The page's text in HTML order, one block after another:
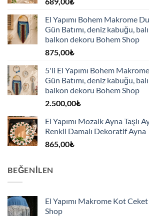
El Yapımı Bohem Makrome
Gün Batımı, deniz kabuğu,
balkon dekoru Bohem Shop
875,00₺
5'li El Yapımı Bohem
Gün Batımı, deniz kabuğu,
balkon dekoru Bohem Shop
2.500,00₺
El Yapımı Mozaik Ayna Taşlı
Renkli Damalı Dekoratif Ayna
865,00₺
BEĞENILEN
El Yapımı Makrome Kot Ceket
Shop